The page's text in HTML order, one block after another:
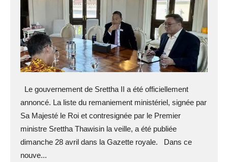
Le gouvernement de Srettha II a été officiellement
annoncé. La liste du remaniement ministériel, signée par
Sa Majesté le Roi et contresignée par le Premier
ministre Srettha Thawisin la veille, a été publiée
dimanche 28 avril dans la Gazette royale. Dans ce
nouve...